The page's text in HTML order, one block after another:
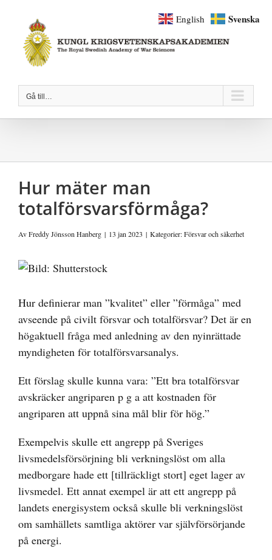
innehållet
Gå till…
Hur mäter man
totalförsvarsförmåga?
AvFreddy Jönsson Hanberg | 13 jan 2023 | Kategorier:Försvar och säkerhet
Visa
bild
Hur definierar man ”kvalitet” eller ”förmåga” med
avseende på civilt försvar och totalförsvar? Det är en
högaktuell fråga med anledning av den nyinrättade
myndigheten för totalförsvarsanalys.
Ett förslag skulle kunna vara: ”Ett bra totalförsvar
avskräcker angriparen p g a att kostnaden för
angriparen att uppnå sina mål blir för hög.”
Exempelvis skulle ett angrepp på Sveriges
livsmedelsförsörjning bli verkningslöst om alla
medborgare hade ett [tillräckligt stort] eget lager av
livsmedel. Ett annat exempel är att ett angrepp på
landets energisystem också skulle bli verkningslöst
om samhällets samtliga aktörer var självförsörjande
på energi.
English Svenska